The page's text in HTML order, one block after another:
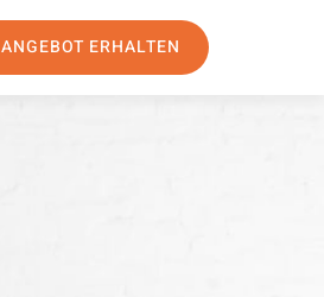
ANGEBOT ERHALTEN